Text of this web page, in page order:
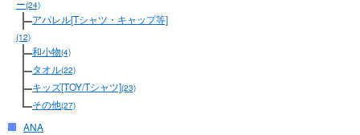
ー(24)
アパレル[Tシャツ・キャップ等]
(12)
和小物(4)
タオル(22)
キッズ[TOY/Tシャツ](23)
その他(27)
ANA